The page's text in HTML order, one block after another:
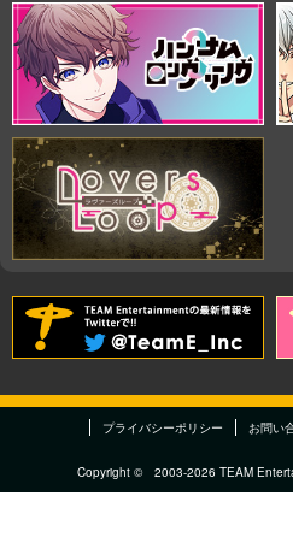
プライバシーポリシー お問い
Copyright © 2003-2026 TEAM